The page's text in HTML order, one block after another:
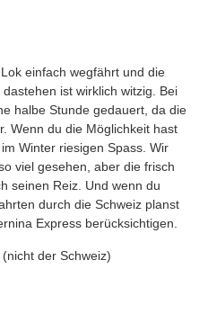
einfach wegfährt und die
ist wirklich witzig. Bei
halbe Stunde gedauert, da die
Wenn du die Möglichkeit hast
Winter riesigen Spass. Wir
viel gesehen, aber die frisch
seinen Reiz. Und wenn du
durch die Schweiz planst
Express berücksichtigen.
der Schweiz)